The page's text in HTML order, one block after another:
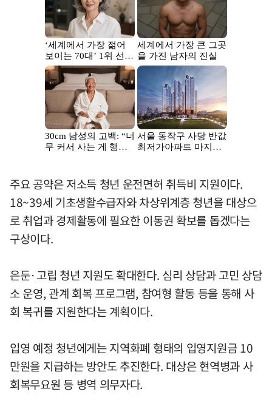
주요 공약은 저소득 청년 운전면허 취득비 지원이다.
18~39세 기초생활수급자와 차상위계층 청년을 대상으
로 취업과 경제활동에 필요한 이동권 확보를 돕겠다는
구상이다.
은둔·고립 청년 지원도 확대한다. 심리 상담과 고민 상담
소 운영, 관계 회복 프로그램, 참여형 활동 등을 통해 사
회 복귀를 지원한다는 계획이다.
입영 예정 청년에게는 지역화폐 형태의 입영지원금 10
만원을 지급하는 방안도 추진한다. 대상은 현역병과 사
회복무요원 등 병역 의무자다.